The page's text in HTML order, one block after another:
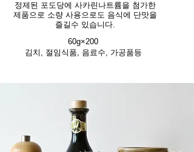
정제된 포도당에 사카린나트륨을 첨가한
제품으로 소량 사용으로도 음식에 단맛을
즐길수 있습니다.
60g×200
김치, 절임식품, 음료수, 가공품등